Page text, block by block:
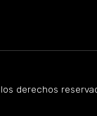
derechos